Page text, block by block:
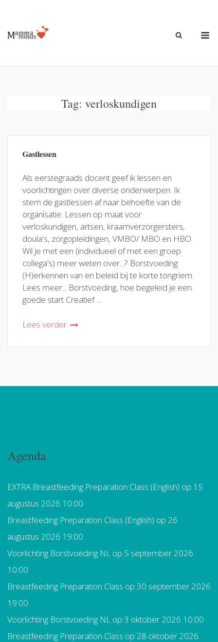
de
inhoud
Tag: verloskundigen
Gastlessen
Als eerstegraads docent geef ik lessen en
voorlichtingen over diverse onderwerpen. Ik
stem de gastlessen af naar behoefte van de
organisatie. Lessen op maat voor
verloskundigen, artsen, kraamverzorgersters,
doula's, zorgopleidingen, VMBO/ MBO en HBO.
Wil je met een (individueel of met een groep
collega's) meer weten over...? Borstvoeding
(H)erkennen van en beleid bij te korte tongriem.
Lees meer... Borstvoeding, hoe begeleid je een
goede start Creatief ...
Lees verder
Agenda
EXTRA Breastfeeding Preparation Class (English) op 15
augustus 2026 10:00
Breastfeeding Preparation Class (English) op 26
augustus 2026 19:00
Voorlichting Borstvoeding NL op 5 september 2026
10:00
Breastfeeding Preparation Class op 30 september 2026
19:00
Voorlichting Borstvoeding NL op 3 oktober 2026 10:00
Breastfeeding Preparation Class op 28 oktober 2026